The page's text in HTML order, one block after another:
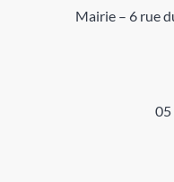
Mairie – 6 rue
05